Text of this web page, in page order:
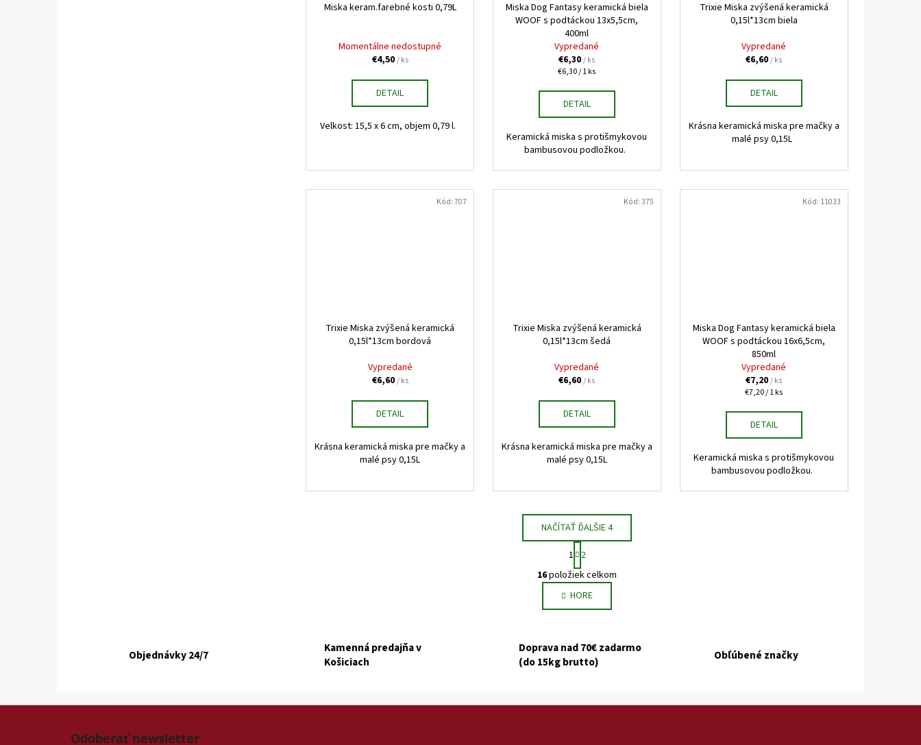
Miska keram.farebné kosti 0,79L
Momentálne nedostupné
€4,50/ ks
DETAIL
Velkost: 15,5 x 6 cm, objem 0,79 l.
Miska Dog Fantasy keramická biela
WOOF s podtáckou 13x5,5cm,
400ml
Vypredané
€6,30/ ks
Jednotková
€6,30 / 1 ks
DETAIL
Keramická miska s protišmykovou
bambusovou podložkou.
Trixie Miska zvýšená keramická
0,15l*13cm biela
Vypredané
€6,60/ ks
DETAIL
Krásna keramická miska pre mačky a
malé psy 0,15L
Trixie Miska zvýšená keramická
0,15l*13cm bordová
Vypredané
€6,60/ ks
DETAIL
Krásna keramická miska pre mačky a
malé psy 0,15L
Kód:707
Trixie Miska zvýšená keramická
0,15l*13cm šedá
Vypredané
€6,60/ ks
DETAIL
Krásna keramická miska pre mačky a
malé psy 0,15L
Kód:375
Miska Dog Fantasy keramická biela
WOOF s podtáckou 16x6,5cm,
850ml
Vypredané
€7,20/ ks
Jednotková
€7,20 / 1 ks
DETAIL
Keramická miska s protišmykovou
bambusovou podložkou.
Kód: 11033
O
v
l
á
a
c
p
NAČÍTAŤ ĎALŠIE 4
S
t
r
á
n
k
a
n
1
2
16položiek celkom
HORE
Objednávky 24/7
Kamenná predajňa v
Košiciach
Doprava nad 70€ zadarmo
(do 15kg brutto)
Obľúbené značky
Z
Odoberať newsletter